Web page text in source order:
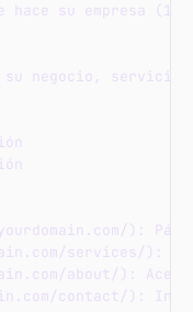
hace su empresa (1-
su negocio,
):
services/):
about/):
contact/):